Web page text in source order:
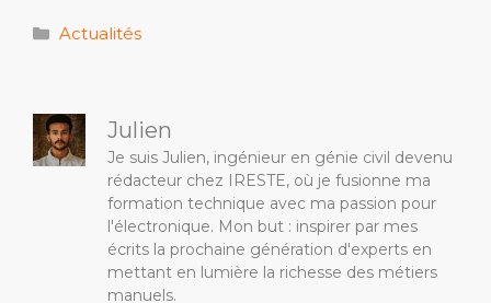
Catégories
Actualités
Julien
Je suis Julien, ingénieur en génie civil devenu
rédacteur chez IRESTE, où je fusionne ma
formation technique avec ma passion pour
l'électronique. Mon but : inspirer par mes
écrits la prochaine génération d'experts en
mettant en lumière la richesse des métiers
manuels.